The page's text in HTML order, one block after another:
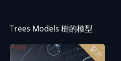
Trees Models 樹的模型
影片